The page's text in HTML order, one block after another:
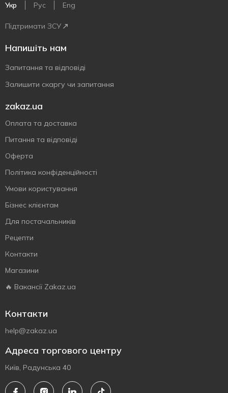
Укр Рус Eng
Підтримати ЗСУ
Напишіть нам
Запитання та відповіді
Залишити скаргу чи запитання
zakaz.ua
Оплата та доставка
Питання та відповіді
Оферта
Політика конфіденційності
Умови користування
Бізнес клієнтам
Для постачальників
Рецепти
Контакти
Магазини
🔥 Вакансії Zakaz.ua
Контакти
help@zakaz.ua
Адреса торгового центру
Київ, Радунська 40